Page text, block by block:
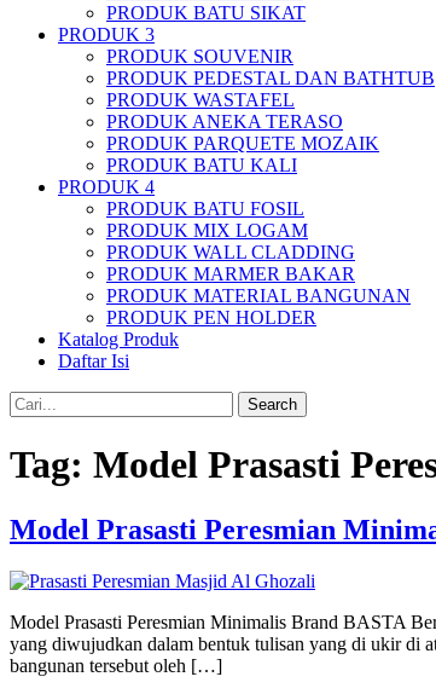
PRODUK BATU SIKAT
PRODUK 3
PRODUK SOUVENIR
PRODUK PEDESTAL DAN BATHTUB
PRODUK WASTAFEL
PRODUK ANEKA TERASO
PRODUK PARQUETE MOZAIK
PRODUK BATU KALI
PRODUK 4
PRODUK BATU FOSIL
PRODUK MIX LOGAM
PRODUK WALL CLADDING
PRODUK MARMER BAKAR
PRODUK MATERIAL BANGUNAN
PRODUK PEN HOLDER
Katalog Produk
Daftar Isi
Search
Tag: Model Prasasti
Model Prasasti Peresmian
Model Prasasti Peresmian Minimalis Brand BASTA
yang diwujudkan dalam bentuk tulisan yang di ukir di
bangunan tersebut oleh […]